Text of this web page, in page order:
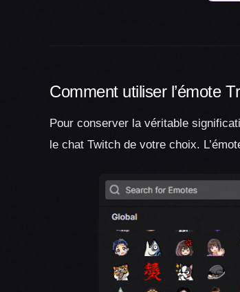
Comment utiliser l’émote
Pour conserver la véritable
le chat Twitch de votre choix.